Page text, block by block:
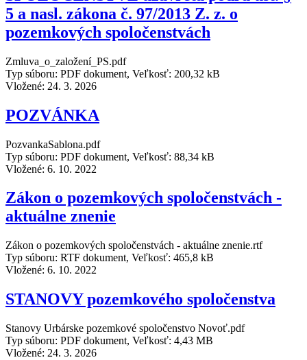
5 a nasl. zákona č. 97/2013 Z. z. o
pozemkových spoločenstvách
Zmluva_o_založení_PS.pdf
Typ súboru: PDF dokument, Veľkosť: 200,32 kB
Vložené: 24. 3. 2026
POZVÁNKA
PozvankaSablona.pdf
Typ súboru: PDF dokument, Veľkosť: 88,34 kB
Vložené: 6. 10. 2022
Zákon o pozemkových spoločenstvách -
aktuálne znenie
Zákon o pozemkových spoločenstvách - aktuálne znenie.rtf
Typ súboru: RTF dokument, Veľkosť: 465,8 kB
Vložené: 6. 10. 2022
STANOVY pozemkového spoločenstva
Stanovy Urbárske pozemkové spoločenstvo Novoť.pdf
Typ súboru: PDF dokument, Veľkosť: 4,43 MB
Vložené: 24. 3. 2026